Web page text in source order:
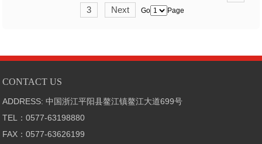
3
Next Go Page
CONTACT US
ADDRESS: 中国浙江平阳县鳌江镇鳌江大道699号
TEL：0577-63198880
FAX：0577-63626199